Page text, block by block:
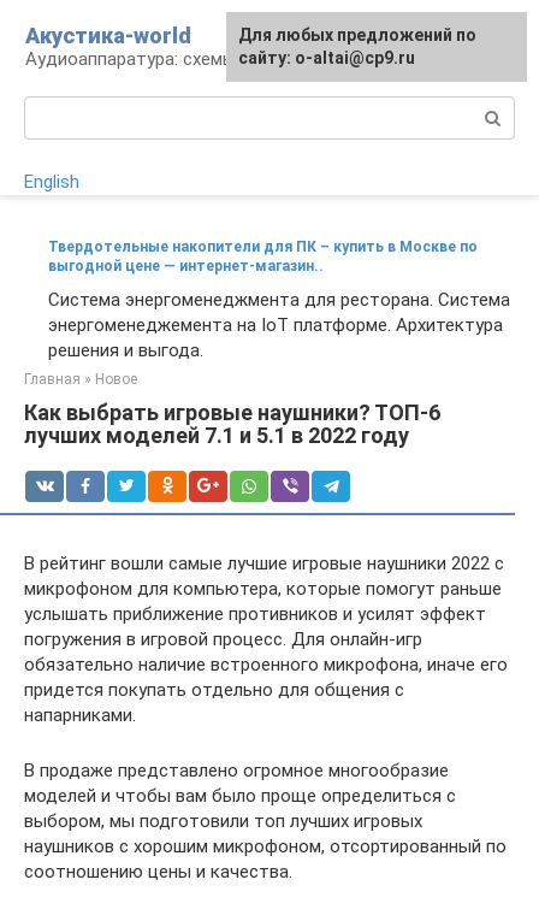
контенту
Акустика-world
Аудиоаппаратура: схемы и работа
English
Твердотельные накопители для ПК – купить в Москве по
выгодной цене — интернет-магазин..
Система энергоменеджмента для ресторана. Система
энергоменеджемента на IoT платформе. Архитектура
решения и выгода.
Главная » Новое
Как выбрать игровые наушники? ТОП-6
лучших моделей 7.1 и 5.1 в 2022 году
В рейтинг вошли самые лучшие игровые наушники 2022 с
микрофоном для компьютера, которые помогут раньше
услышать приближение противников и усилят эффект
погружения в игровой процесс. Для онлайн-игр
обязательно наличие встроенного микрофона, иначе его
придется покупать отдельно для общения с
напарниками.
В продаже представлено огромное многообразие
моделей и чтобы вам было проще определиться с
выбором, мы подготовили топ лучших игровых
наушников с хорошим микрофоном, отсортированный по
соотношению цены и качества.
Для любых предложений по
сайту: o-altai@cp9.ru